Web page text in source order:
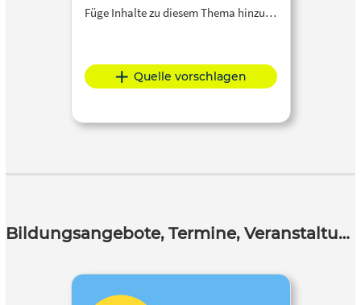
Füge Inhalte zu diesem Thema hinzu…
Quelle vorschlagen
Bildungsangebote, Termine, Veranstaltungen